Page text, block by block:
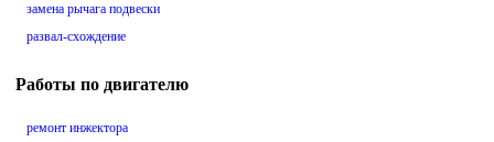
замена рычага подвески
развал-схождение
Работы по двигателю
ремонт инжектора